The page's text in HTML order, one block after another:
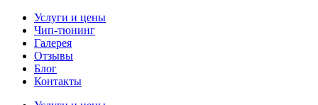
Услуги и цены
Чип-тюнинг
Галерея
Отзывы
Блог
Контакты